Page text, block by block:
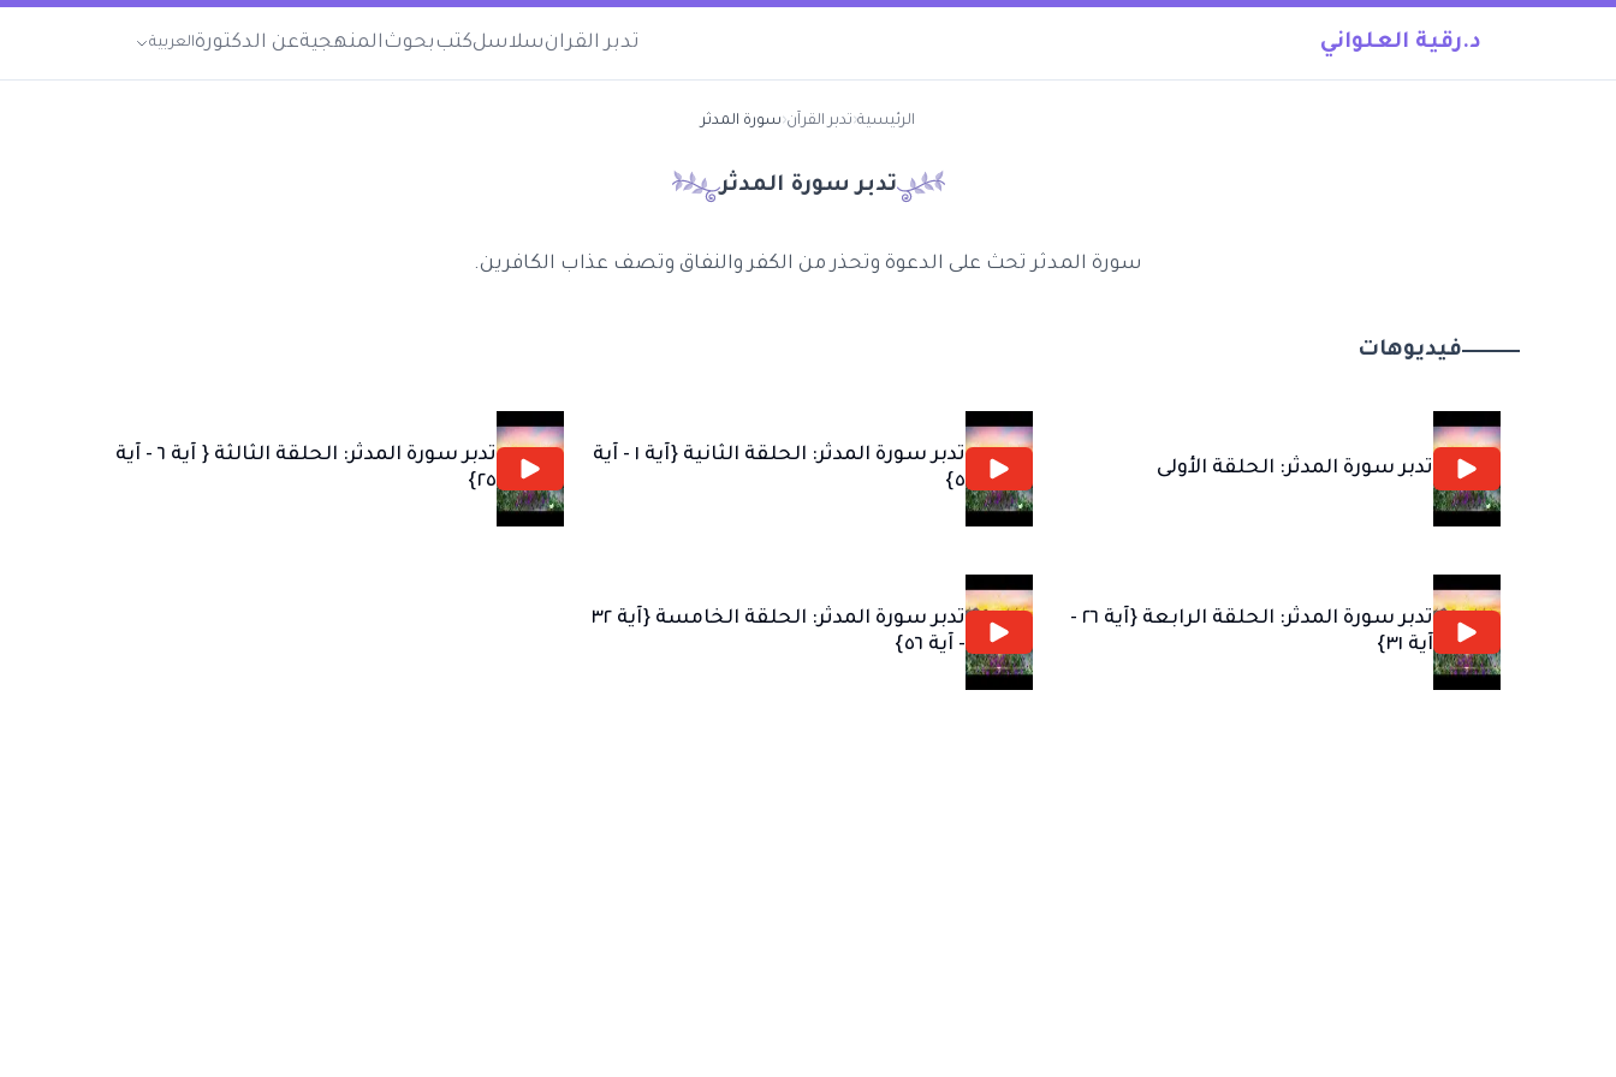
د.رقية العلواني تدبر القرانسلاسلكتب بحوث المنهجيةعن الدكتورةالعربية
الرئيسية‹تدبر القرآن‹سورة المدثر
تدبر سورة المدثر
سورة المدثر تحث على الدعوة وتحذر من الكفر والنفاق وتصف عذاب الكافرين.
فيديوهات
تدبر سورة المدثر: الحلقة الأولى
تدبر سورة المدثر: الحلقة الثانية {آية ١ - آية
٥}
تدبر سورة المدثر: الحلقة الثالثة { آية ٦ - آية
٢٥}
تدبر سورة المدثر: الحلقة الرابعة {آية ٢٦ -
آية ٣١}
تدبر سورة المدثر: الحلقة الخامسة {آية ٣٢
- آية ٥٦}